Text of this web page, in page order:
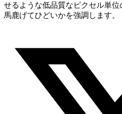
せるような低品質なピクセル単
馬鹿げてひどいかを強調します。